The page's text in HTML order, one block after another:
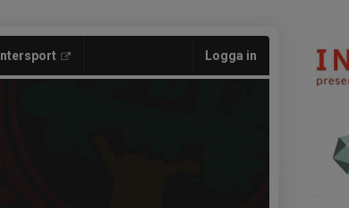
Intersport Logga in